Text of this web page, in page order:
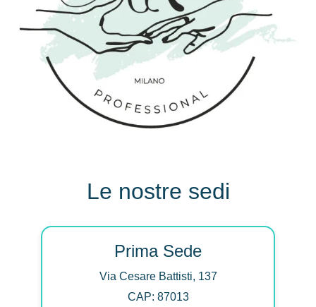
Le nostre sedi
Prima Sede
Via Cesare Battisti, 137
CAP: 87013